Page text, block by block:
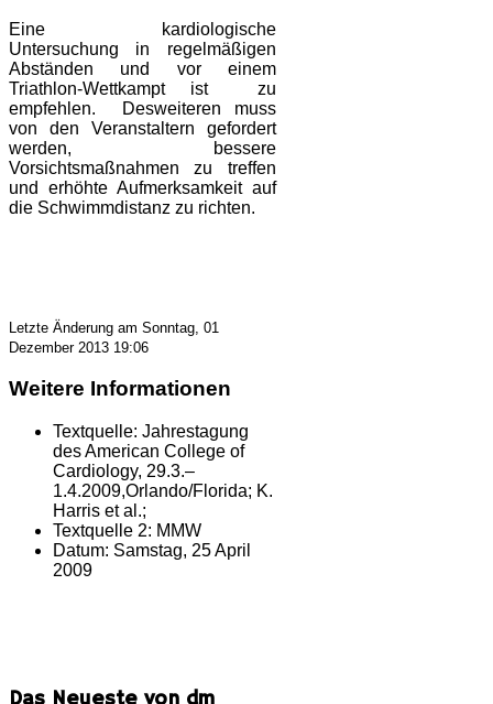
Eine kardiologische
Untersuchung in regelmäßigen
Abständen und vor einem
Triathlon-Wettkampt ist zu
empfehlen. Desweiteren muss
von den Veranstaltern gefordert
werden, bessere
Vorsichtsmaßnahmen zu treffen
und erhöhte Aufmerksamkeit auf
die Schwimmdistanz zu richten.
Letzte Änderung am Sonntag, 01
Dezember 2013 19:06
Weitere Informationen
Textquelle: Jahrestagung
des American College of
Cardiology, 29.3.–
1.4.2009,Orlando/Florida; K.
Harris et al.;
Textquelle 2: MMW
Datum: Samstag, 25 April
2009